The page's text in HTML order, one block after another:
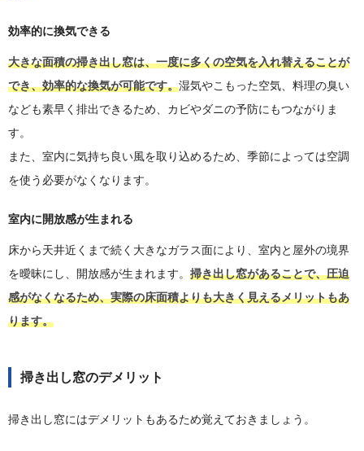
効率的に換気できる
大きな面積の掃き出し窓は、一度に多くの空気を入れ替えることが
でき、効率的な換気が可能です。湿気やこもった空気、料理の臭い
なども素早く排出できるため、カビやダニの予防にもつながりま
す。
また、室内に気持ち良い風を取り込めるため、季節によっては空調
を使う必要がなくなります。
室内に開放感が生まれる
床から天井近くまで続く大きなガラス面により、室内と屋外の境界
を曖昧にし、開放感が生まれます。 掃き出し窓があることで、圧迫
感がなくなるため、実際の床面積よりも大きく見えるメリットもあ
ります。
掃き出し窓のデメリット
掃き出し窓にはデメリットもあるため覚えておきましょう。